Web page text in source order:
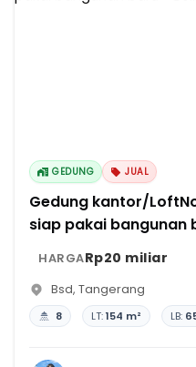
GEDUNG JUAL
Gedung kantor/
siap pakai bangunan
HARGARp20 miliar
Bsd, Tangerang
8 LT:154 m² LB: